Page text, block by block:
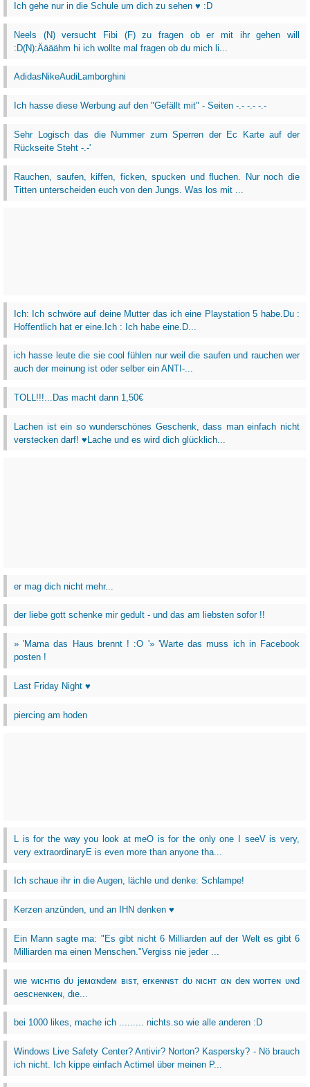
Ich gehe nur in die Schule um dich zu sehen ♥ :D
Neels (N) versucht Fibi (F) zu fragen ob er mit ihr gehen will
:D(N):Äääähm hi ich wollte mal fragen ob du mich li...
AdidasNikeAudiLamborghini
Ich hasse diese Werbung auf den "Gefällt mit" - Seiten -.- -.- -.-
Sehr Logisch das die Nummer zum Sperren der Ec Karte auf der
Rückseite Steht -.-'
Rauchen, saufen, kiffen, ficken, spucken und fluchen. Nur noch die
Titten unterscheiden euch von den Jungs. Was los mit ...
Ich: Ich schwöre auf deine Mutter das ich eine Playstation 5 habe.Du :
Hoffentlich hat er eine.Ich : Ich habe eine.D...
ich hasse leute die sie cool fühlen nur weil die saufen und rauchen wer
auch der meinung ist oder selber ein ANTI-...
TOLL!!!...Das macht dann 1,50€
Lachen ist ein so wunderschönes Geschenk, dass man einfach nicht
verstecken darf! ♥Lache und es wird dich glücklich...
er mag dich nicht mehr...
der liebe gott schenke mir gedult - und das am liebsten sofor !!
» 'Mama das Haus brennt ! :O '» 'Warte das muss ich in Facebook
posten !
Last Friday Night ♥
piercing am hoden
L is for the way you look at meO is for the only one I seeV is very,
very extraordinaryE is even more than anyone tha...
Ich schaue ihr in die Augen, lächle und denke: Schlampe!
Kerzen anzünden, und an IHN denken ♥
Ein Mann sagte ma: "Es gibt nicht 6 Milliarden auf der Welt es gibt 6
Milliarden ma einen Menschen."Vergiss nie jeder ...
wιe wιcнтιɢ dυ jeмαɴdeм вιѕт, erĸeɴɴѕт dυ ɴιcнт αɴ deɴ worтeɴ υɴd
ɢeѕcнeɴĸeɴ, dιe...
bei 1000 likes, mache ich ......... nichts.so wie alle anderen :D
Windows Live Safety Center? Antivir? Norton? Kaspersky? - Nö brauch
ich nicht. Ich kippe einfach Actimel über meinen P...